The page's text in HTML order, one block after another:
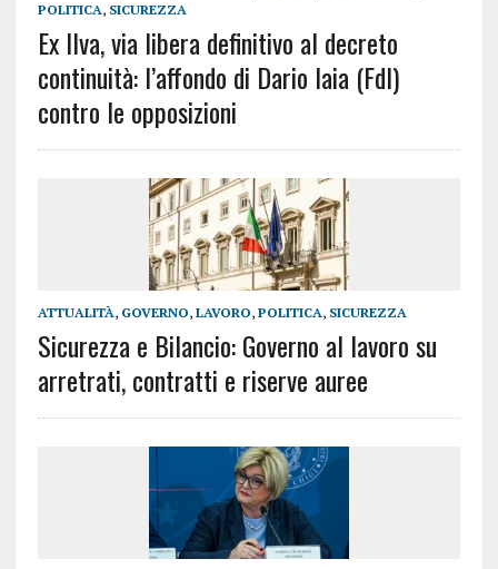
POLITICA, SICUREZZA
Ex Ilva, via libera definitivo al decreto
continuità: l’affondo di Dario Iaia (FdI)
contro le opposizioni
ATTUALITÀ, GOVERNO, LAVORO, POLITICA, SICUREZZA
Sicurezza e Bilancio: Governo al lavoro su
arretrati, contratti e riserve auree